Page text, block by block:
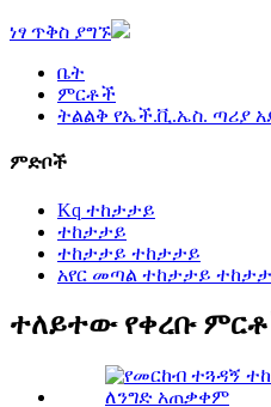
ነፃ ጥቅስ ያግኙ
ቤት
ምርቶች
ትልልቅ የኤች.ቪ.ኤስ. ጣሪያ
ምድቦች
Kq ተከታታይ
ተከታታይ
ተከታታይ ተከታታይ
አየር መጣል ተከታታይ
ተለይተው የቀረቡ